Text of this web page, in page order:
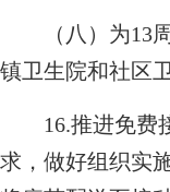
（八）为13周
镇卫生院和社区
16.推进免费接
求，做好组织实